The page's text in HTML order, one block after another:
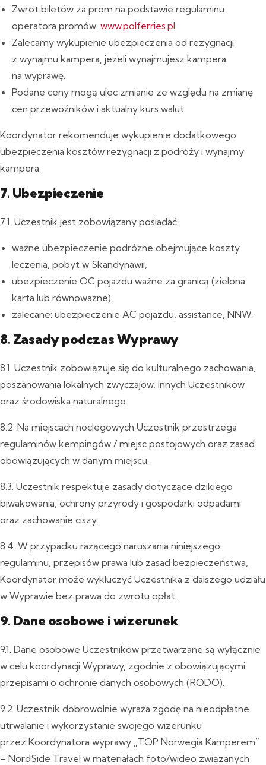
Zwrot biletów za prom na podstawie regulaminu
operatora promów: www.polferries.pl
Zalecamy wykupienie ubezpieczenia od rezygnacji
z wynajmu kampera, jeżeli wynajmujesz kampera
na wyprawę.
Podane ceny mogą ulec zmianie ze względu na zmianę
cen przewoźników i aktualny kurs walut.
Koordynator rekomenduje wykupienie dodatkowego
ubezpieczenia kosztów rezygnacji z podróży i wynajmy
kampera.
7. Ubezpieczenie
7.1. Uczestnik jest zobowiązany posiadać:
ważne ubezpieczenie podróżne obejmujące koszty
leczenia, pobyt w Skandynawii,
ubezpieczenie OC pojazdu ważne za granicą (zielona
karta lub równoważne),
zalecane: ubezpieczenie AC pojazdu, assistance, NNW.
8. Zasady podczas Wyprawy
8.1. Uczestnik zobowiązuje się do kulturalnego zachowania,
poszanowania lokalnych zwyczajów, innych Uczestników
oraz środowiska naturalnego.
8.2. Na miejscach noclegowych Uczestnik przestrzega
regulaminów kempingów / miejsc postojowych oraz zasad
obowiązujących w danym miejscu.
8.3. Uczestnik respektuje zasady dotyczące dzikiego
biwakowania, ochrony przyrody i gospodarki odpadami
oraz zachowanie ciszy.
8.4. W przypadku rażącego naruszania niniejszego
regulaminu, przepisów prawa lub zasad bezpieczeństwa,
Koordynator może wykluczyć Uczestnika z dalszego udziału
w Wyprawie bez prawa do zwrotu opłat.
9. Dane osobowe i wizerunek
9.1. Dane osobowe Uczestników przetwarzane są wyłącznie
w celu koordynacji Wyprawy, zgodnie z obowiązującymi
przepisami o ochronie danych osobowych (RODO).
9.2. Uczestnik dobrowolnie wyraża zgodę na nieodpłatne
utrwalanie i wykorzystanie swojego wizerunku
przez Koordynatora wyprawy „TOP Norwegia Kamperem”
– NordSide Travel w materiałach foto/wideo związanych